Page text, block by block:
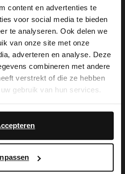
content en advertenties te
voor social media te bieden
te analyseren. Ook delen we
van onze site met onze
adverteren en analyse. Deze
combineren met andere
verstrekt of die ze hebben
gebruik van hun services.
en bescherming
Pro of de
in transparant.
×
in English?
isn't Dutch. Would